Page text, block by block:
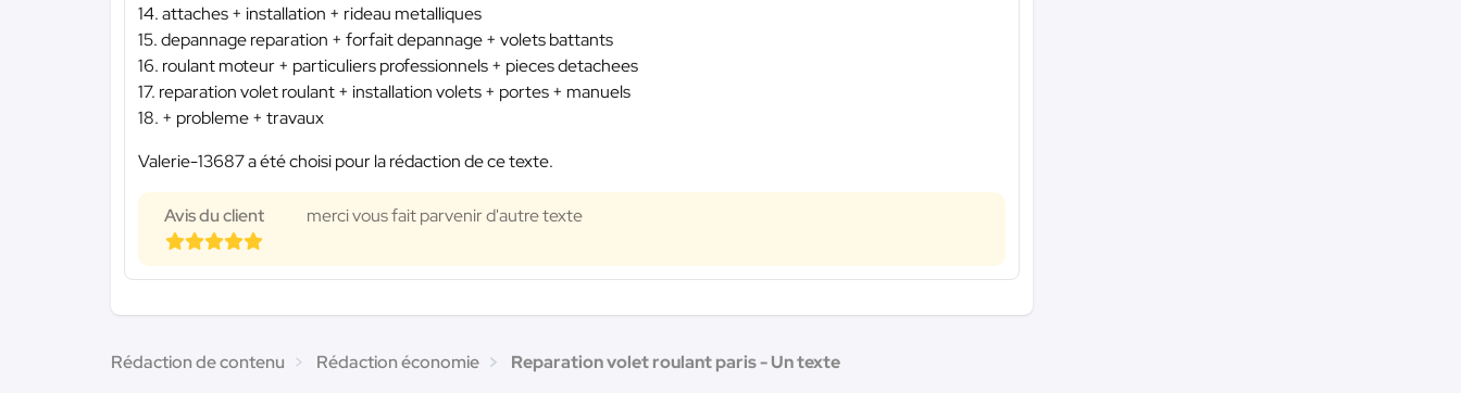
14. attaches + installation + rideau metalliques
15. depannage reparation + forfait depannage + volets battants
16. roulant moteur + particuliers professionnels + pieces detachees
17. reparation volet roulant + installation volets + portes + manuels
18. + probleme + travaux
Valerie-13687 a été choisi pour la rédaction de ce texte.
Avis du client merci vous fait parvenir d'autre texte
Rédaction de contenu Rédaction économie Reparation volet roulant paris - Un texte